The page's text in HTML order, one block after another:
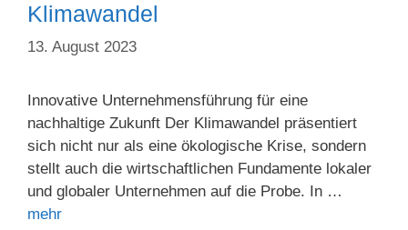
Klimawandel
13. August 2023
Innovative Unternehmensführung für eine
nachhaltige Zukunft Der Klimawandel präsentiert
sich nicht nur als eine ökologische Krise, sondern
stellt auch die wirtschaftlichen Fundamente lokaler
und globaler Unternehmen auf die Probe. In …
mehr